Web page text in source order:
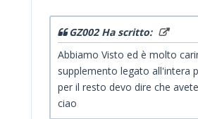
GZ002 Ha scritto:
Abbiamo Visto ed è molto
supplemento legato all'intera
per il resto devo dire che
ciao